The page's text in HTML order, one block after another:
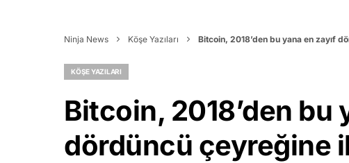
Ninja News Köşe Yazıları Bitcoin, 2018’den bu yana en zayıf
KÖŞE YAZILARI
Bitcoin, 2018’den bu
dördüncü çeyreğine